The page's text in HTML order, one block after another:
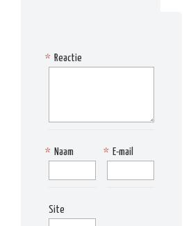
Reactie
*
Naam
* E-mail
*
Site